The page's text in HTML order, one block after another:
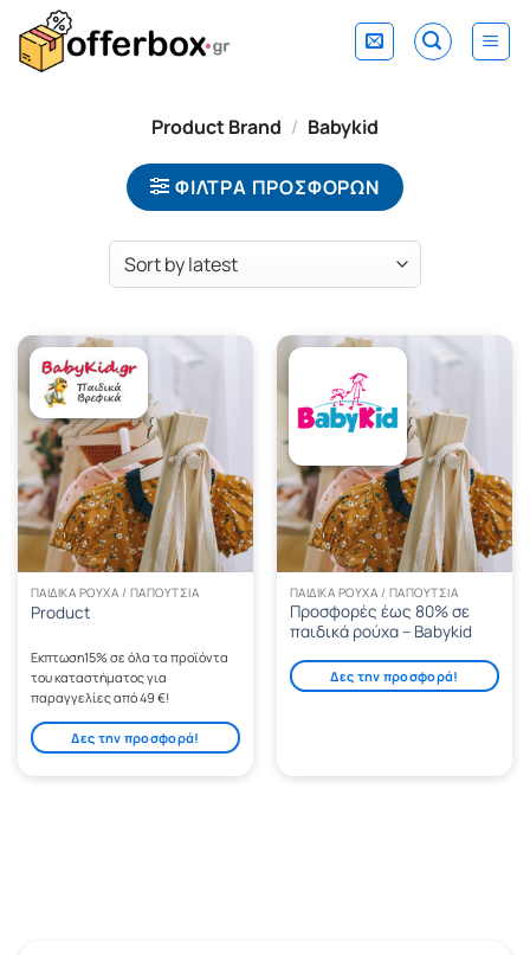
content
Product Brand / Babykid
ΦΙΛΤΡΑ ΠΡΟΣΦΟΡΩΝ
ΠΑΙΔΙΚΆ ΡΟΎΧΑ / ΠΑΠΟΎΤΣΙΑ
Product
Eκπτωση15% σε όλα τα προϊόντα
του καταστήματος για
παραγγελίες από 49 €!
Δες την προσφορά!
ΠΑΙΔΙΚΆ ΡΟΎΧΑ / ΠΑΠΟΎΤΣΙΑ
Προσφορές έως 80% σε
παιδικά ρούχα – Babykid
Δες την προσφορά!